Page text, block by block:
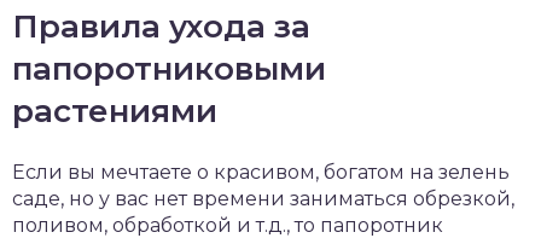
Правила ухода за
папоротниковыми
растениями
Если вы мечтаете о красивом, богатом на зелень
саде, но у вас нет времени заниматься обрезкой,
поливом, обработкой и т.д., то папоротник